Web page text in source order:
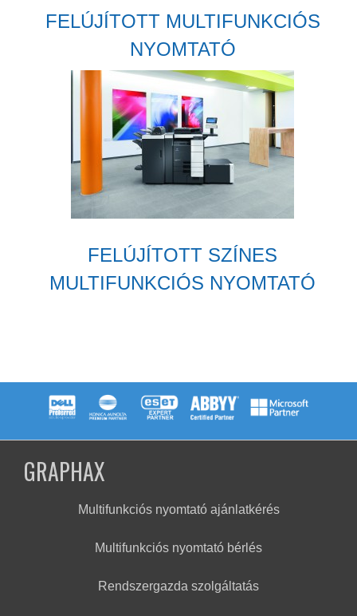
FELÚJÍTOTT MULTIFUNKCIÓS
NYOMTATÓ
FELÚJÍTOTT SZÍNES
MULTIFUNKCIÓS NYOMTATÓ
GRAPHAX
Multifunkciós nyomtató ajánlatkérés
Multifunkciós nyomtató bérlés
Rendszergazda szolgáltatás